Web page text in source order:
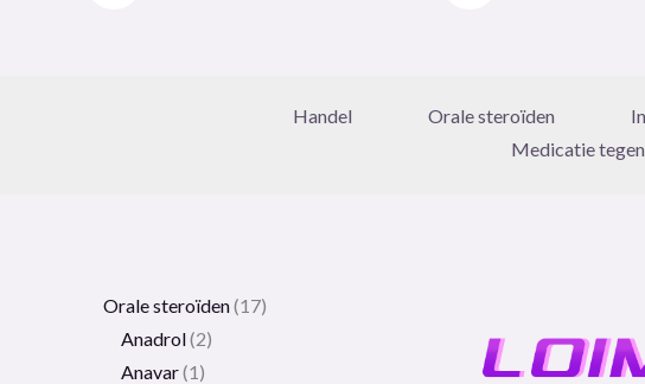
Handel Orale steroïden
Medicatie
Orale steroïden 17
Anadrol 2
Anavar 1